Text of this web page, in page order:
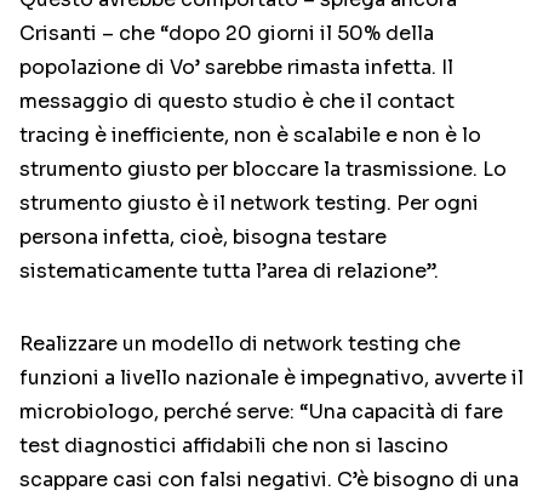
Crisanti – che “dopo 20 giorni il 50% della
popolazione di Vo’ sarebbe rimasta infetta. Il
messaggio di questo studio è che il contact
tracing è inefficiente, non è scalabile e non è lo
strumento giusto per bloccare la trasmissione. Lo
strumento giusto è il network testing. Per ogni
persona infetta, cioè, bisogna testare
sistematicamente tutta l’area di relazione”.
Realizzare un modello di network testing che
funzioni a livello nazionale è impegnativo, avverte il
microbiologo, perché serve: “Una capacità di fare
test diagnostici affidabili che non si lascino
scappare casi con falsi negativi. C’è bisogno di una